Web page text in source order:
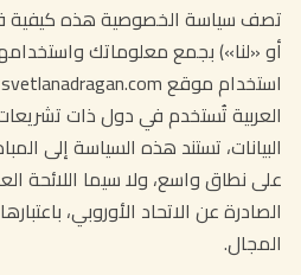
تصف سياسة الخصوصية هذه كيفية
أو «لنا») بجمع معلوماتك
العربية تُستخدم في دول ذات
البيانات، تستند هذه السياسة إلى
الصادرة عن الاتحاد الأوروبي،
المجال.